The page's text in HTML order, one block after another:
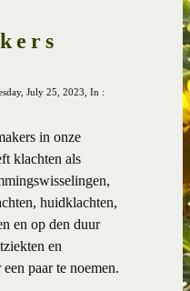
July 25, 2023, In :
in onze
klachten als
huidklachten,
en op den duur
en
paar te noemen.